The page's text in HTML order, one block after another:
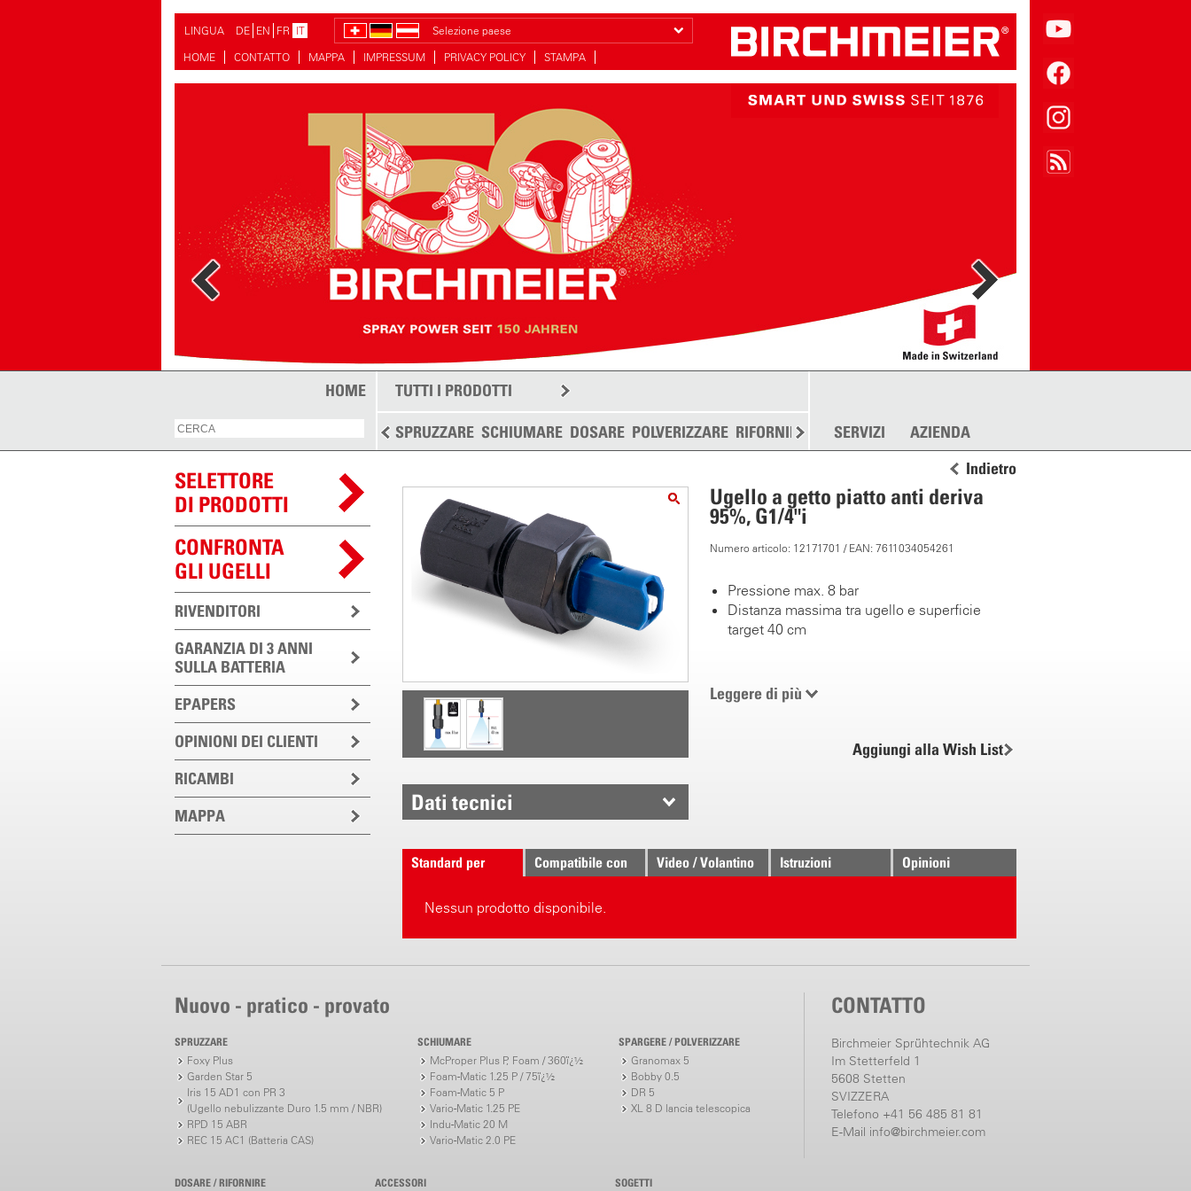
LINGUA DE EN FR IT
Selezione paese
HOME
CONTATTO MAPPA IMPRESSUM PRIVACY POLICY STAMPA
HOME TUTTI I PRODOTTI
SPRUZZARE SCHIUMARE DOSARE POLVERIZZARE RIFORNIRE SPARGERE ALTRO
SERVIZI AZIENDA
SELETTORE
DI PRODOTTI
CONFRONTA
GLI UGELLI
RIVENDITORI
GARANZIA DI 3 ANNI
SULLA BATTERIA
EPAPERS
OPINIONI DEI CLIENTI
RICAMBI
MAPPA
Indietro
Ugello a getto piatto anti deriva
95%, G1/4"i
Numero articolo: 12171701 / EAN: 7611034054261
Pressione max. 8 bar
Distanza massima tra ugello e superficie
target 40 cm
Leggere di più
Aggiungi alla Wish List
Dati tecnici
Standard per Compatibile con Video / Volantino Istruzioni Opinioni
Nessun prodotto disponibile.
Nuovo - pratico - provato
SPRUZZARE
Foxy Plus
Garden Star 5
Iris 15 AD1 con PR 3
(Ugello nebulizzante Duro 1.5 mm / NBR)
RPD 15 ABR
REC 15 AC1 (Batteria CAS)
SCHIUMARE
McProper Plus P, Foam / 360ï¿½
Foam-Matic 1.25 P / 75ï¿½
Foam-Matic 5 P
Vario-Matic 1.25 PE
Indu-Matic 20 M
Vario-Matic 2.0 PE
SPARGERE / POLVERIZZARE
Granomax 5
Bobby 0.5
DR 5
XL 8 D lancia telescopica
DOSARE / RIFORNIRE ACCESSORI SOGETTI
CONTATTO
Birchmeier Sprühtechnik AG
Im Stetterfeld 1
5608 Stetten
SVIZZERA
Telefono +41 56 485 81 81
E-Mail info@birchmeier.com